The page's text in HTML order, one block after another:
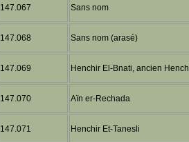
147.067 Sans nom
147.068 Sans nom (arasé)
147.069 Henchir El-Bnati, ancien
147.070 Aïn er-Rechada
147.071 Henchir Et-Tanesli